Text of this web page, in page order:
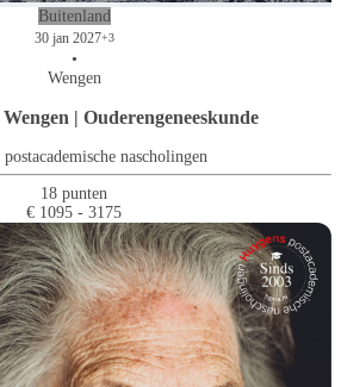
Buitenland
30 jan 2027+3
•
Wengen
| Ouderengeneeskunde
nascholingen
18 punten
€ 1095 - 3175